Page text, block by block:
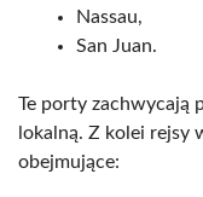
Nassau,
San Juan.
Te porty zachwycają
lokalną. Z kolei rejsy
obejmujące: